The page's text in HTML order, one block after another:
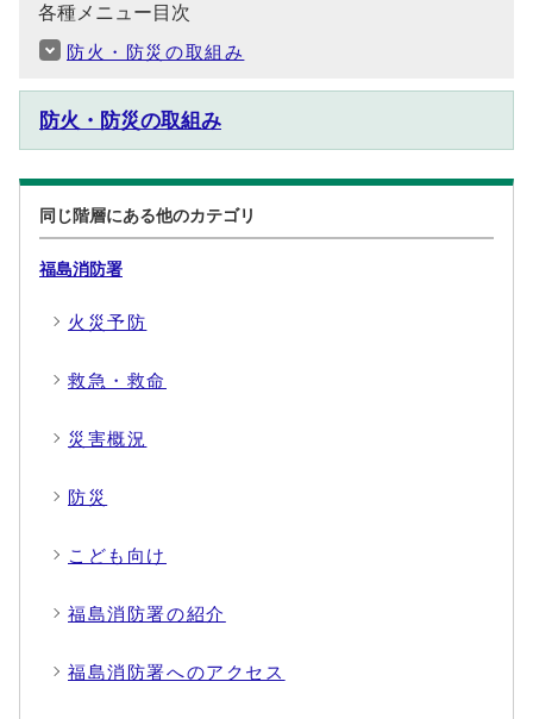
各種メニュー目次
防火・防災の取組み
防火・防災の取組み
同じ階層にある他のカテゴリ
福島消防署
火災予防
救急・救命
災害概況
防災
こども向け
福島消防署の紹介
福島消防署へのアクセス